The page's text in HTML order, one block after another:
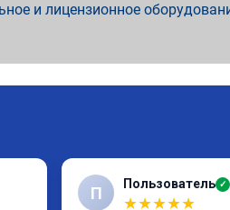
и лицензионное
П Пользователь ✓
★★★★★